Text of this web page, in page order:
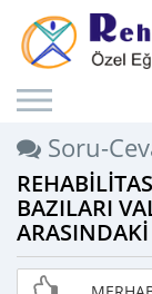
Soru-
BAZILARI